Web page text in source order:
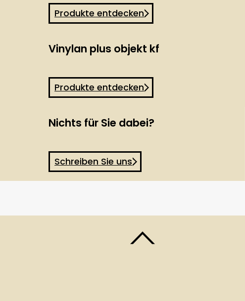
Produkte entdecken
Vinylan plus objekt kf
Produkte entdecken
Nichts für Sie dabei?
Schreiben Sie uns